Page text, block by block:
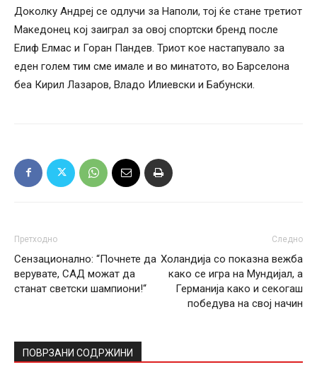
Доколку Андреј се одлучи за Наполи, тој ќе стане третиот
Македонец кој заиграл за овој спортски бренд после
Елиф Елмас и Горан Пандев. Триот кое настапувало за
еден голем тим сме имале и во минатото, во Барселона
беа Кирил Лазаров, Владо Илиевски и Бабунски.
Претходно
Сензационално: “Почнете да
верувате, САД можат да
станат светски шампиони!“
Следно
Холандија со показна вежба
како се игра на Мундијал, а
Германија како и секогаш
победува на свој начин
ПОВРЗАНИ СОДРЖИНИ